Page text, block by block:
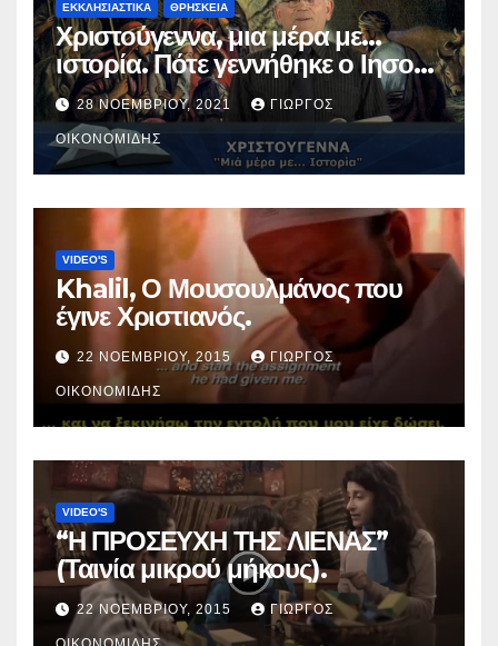
ΕΚΚΛΗΣΙΑΣΤΙΚΑ ΘΡΗΣΚΕΙΑ
Χριστούγεννα, μια μέρα με…
ιστορία. Πότε γεννήθηκε ο Ιησούς
Χριστός; (Βίντεο).
28 ΝΟΕΜΒΡΊΟΥ, 2021 ΓΙΏΡΓΟΣ
ΟΙΚΟΝΟΜΊΔΗΣ
VIDEO'S
Khalil, Ο Μουσουλμάνος που
έγινε Χριστιανός.
22 ΝΟΕΜΒΡΊΟΥ, 2015 ΓΙΏΡΓΟΣ
ΟΙΚΟΝΟΜΊΔΗΣ
VIDEO'S
“Η ΠΡΟΣΕΥΧΗ ΤΗΣ ΛΙΕΝΑΣ”
(Ταινία μικρού μήκους).
22 ΝΟΕΜΒΡΊΟΥ, 2015 ΓΙΏΡΓΟΣ